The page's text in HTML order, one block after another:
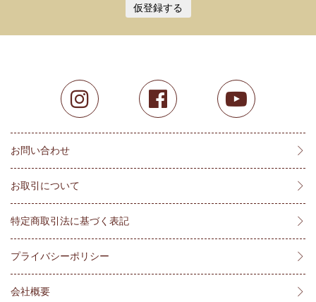
仮登録する
お問い合わせ
お取引について
特定商取引法に基づく表記
プライバシーポリシー
会社概要